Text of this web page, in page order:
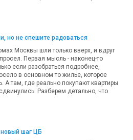
но не спешите радоваться
Москвы шли только вверх, и вдруг
Первая мысль - наконец-то
если разобраться подробнее,
в основном то жилье, которое
А там, где реально покупают квартиры
Разберем детально, что
шаг ЦБ